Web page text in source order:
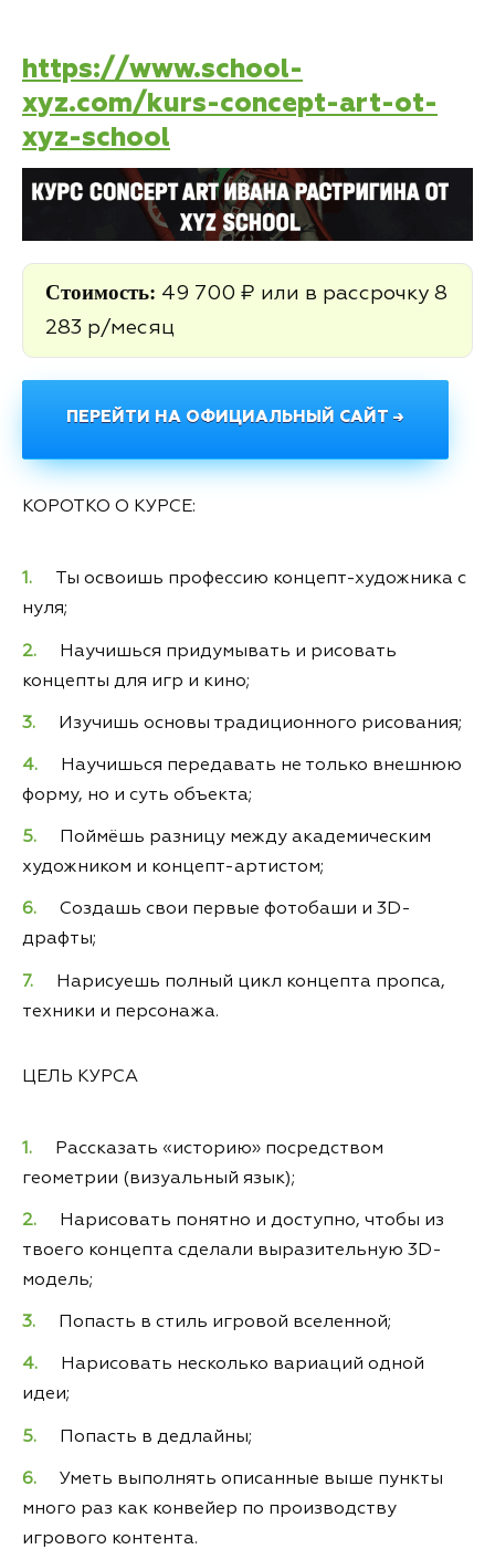
https://www.school-
xyz.com/kurs-concept-art-ot-
xyz-school
Стоимость: 49 700 ₽ или в рассрочку 8
283 р/месяц
ПЕРЕЙТИ НА ОФИЦИАЛЬНЫЙ САЙТ →
КОРОТКО О КУРСЕ:
Ты освоишь профессию концепт-художника с
нуля;
Научишься придумывать и рисовать
концепты для игр и кино;
Изучишь основы традиционного рисования;
Научишься передавать не только внешнюю
форму, но и суть объекта;
Поймёшь разницу между академическим
художником и концепт-артистом;
Создашь свои первые фотобаши и 3D-
драфты;
Нарисуешь полный цикл концепта пропса,
техники и персонажа.
ЦЕЛЬ КУРСА
Рассказать «историю» посредством
геометрии (визуальный язык);
Нарисовать понятно и доступно, чтобы из
твоего концепта сделали выразительную 3D-
модель;
Попасть в стиль игровой вселенной;
Нарисовать несколько вариаций одной
идеи;
Попасть в дедлайны;
Уметь выполнять описанные выше пункты
много раз как конвейер по производству
игрового контента.